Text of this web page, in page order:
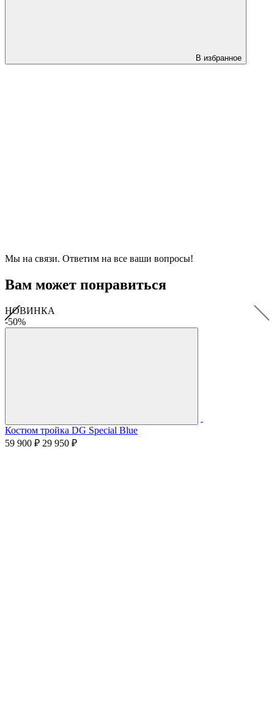
В избранное
Мы на связи. Ответим на все ваши вопросы!
Вам может понравиться
НОВИНКА
-50%
Костюм тройка DG Special Blue
59 900 ₽ 29 950 ₽